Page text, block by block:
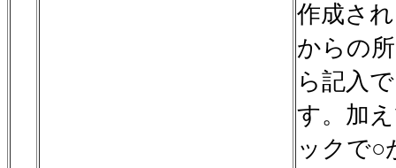
作成さ
からの
ら記入
す。加
ックで○